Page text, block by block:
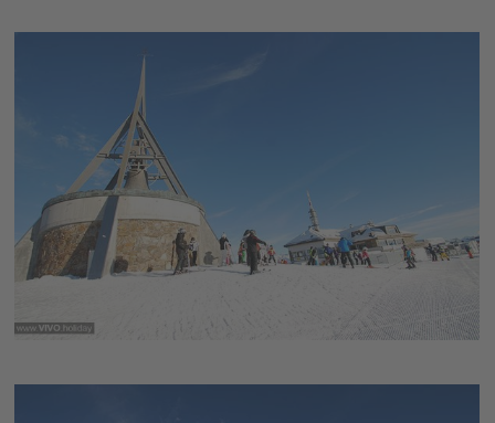
skigebied! Door de modernste liften, een spectaculair
snowpark, de veelzijdige en vooral sneeuwzekere pistes, de
gezellige après-ski en de sfeervolle eetgelegenheden is het
makkelijk te raden waarom het
zo bekend en geliefd is.
Maar het aanbod aan vrijetijdsbesteding in de
Plan de Corones / Kronplatz
beperkt zich zeer zeker niet
alleen tot wintersport en het rijke aanbod aan hotels en
golfen in Reischach, zwemmen, paardrijden of Nordic Walking